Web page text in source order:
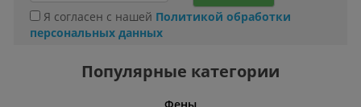
Я согласен с нашей Политикой обработки
персональных данных
Популярные категории